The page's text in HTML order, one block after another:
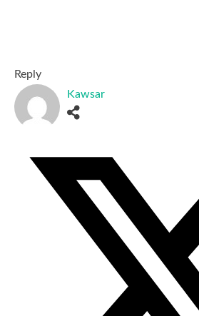
Reply
Kawsar